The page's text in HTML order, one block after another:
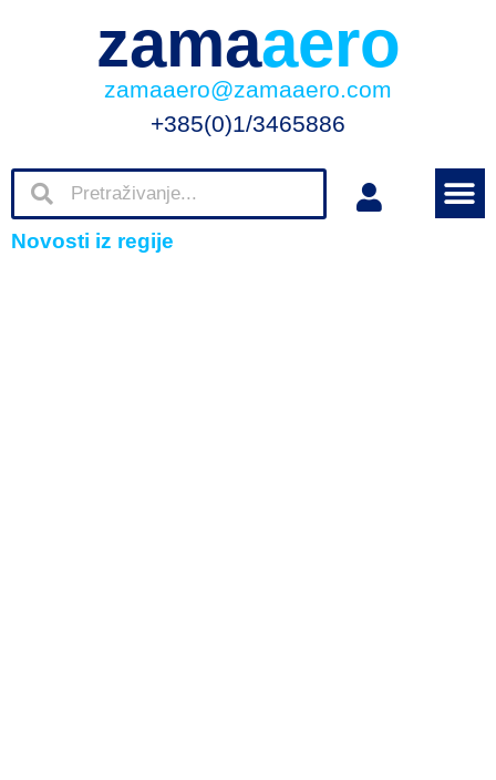
zamaaero
zamaaero@zamaaero.com
+385(0)1/3465886
Novosti iz regije